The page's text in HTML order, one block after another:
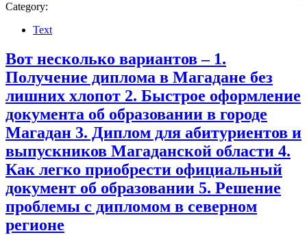
Category:
Text
Вот несколько вариантов – 1.
Получение диплома в Магадане без
лишних хлопот 2. Быстрое оформление
документа об образовании в городе
Магадан 3. Диплом для абитуриентов и
выпускников Магаданской области 4.
Как легко приобрести официальный
документ об образовании 5. Решение
проблемы с дипломом в северном
регионе